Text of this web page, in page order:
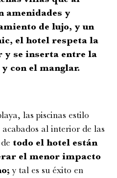
amenidades y
de lujo, y un
el hotel respeta la
y se inserta entre la
con el manglar.
las piscinas estilo
al interior de las
todo el hotel están
el menor impacto
y tal es su éxito en